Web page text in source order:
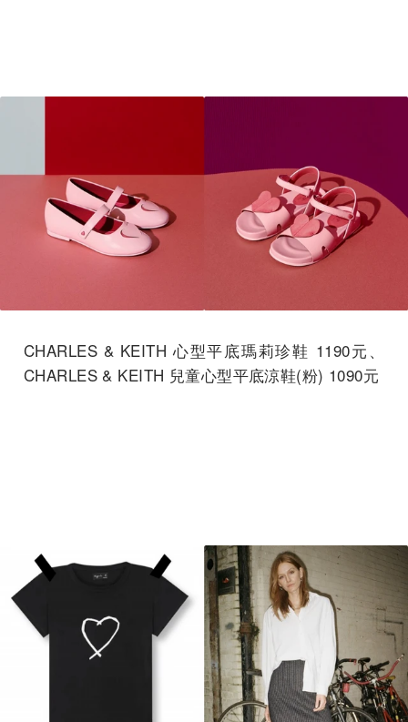
CHARLES & KEITH 心型平底瑪莉珍鞋 1190元、
CHARLES & KEITH 兒童心型平底涼鞋(粉) 1090元